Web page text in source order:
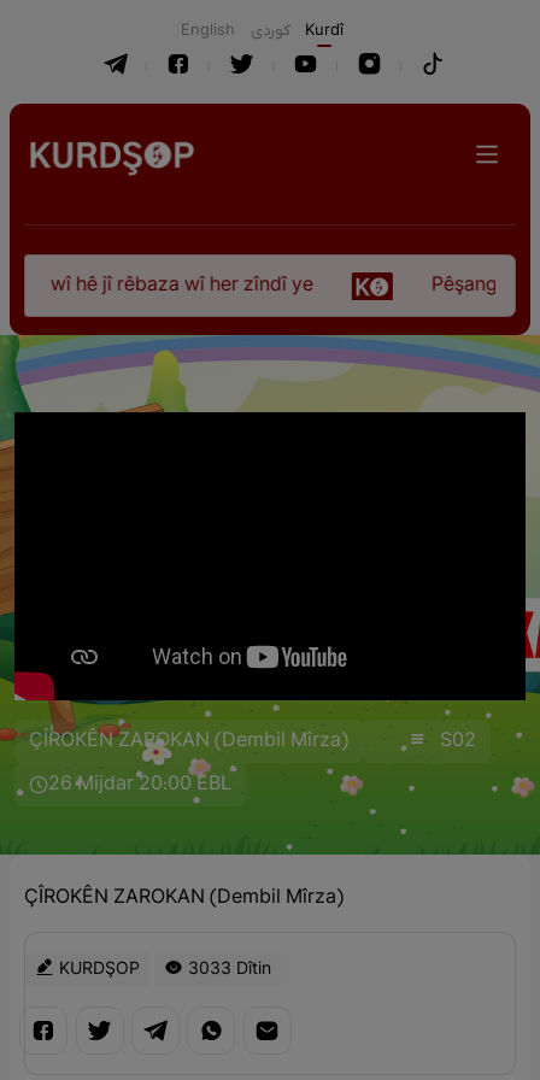
English كوردی Kurdî
wî hê jî rêbaza wî her zîndî ye Pêşangeha
ÇÎROKÊN ZAROKAN (Dembil Mîrza)
S02
26 Mijdar 20:00 EBL
ÇÎROKÊN ZAROKAN (Dembil Mîrza)
KURDŞOP 3033 Dîtin